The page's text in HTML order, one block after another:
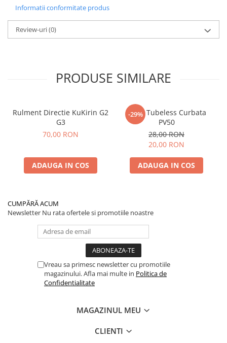
Informatii conformitate produs
Review-uri(0)
PRODUSE SIMILARE
Rulment Directie KuKirin G2
G3
70,00 RON
ADAUGA IN COS
-29%
Valva Tubeless Curbata
PV50
28,00 RON
20,00 RON
ADAUGA IN COS
CUMPĂRĂ ACUM
Newsletter Nu rata ofertele si promotiile noastre
Vreau sa primesc newsletter cu promotiile
magazinului. Afla mai multe in Politica de
Confidentialitate
MAGAZINUL MEU
CLIENTI